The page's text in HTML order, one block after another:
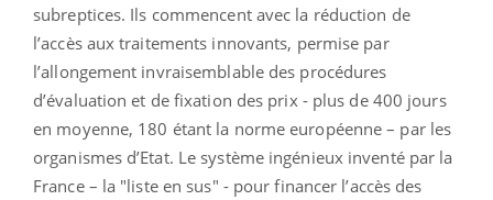
subreptices. Ils commencent avec la réduction de
l’accès aux traitements innovants, permise par
l’allongement invraisemblable des procédures
d’évaluation et de fixation des prix - plus de 400 jours
en moyenne, 180 étant la norme européenne – par les
organismes d’Etat. Le système ingénieux inventé par la
France – la "liste en sus" - pour financer l’accès des